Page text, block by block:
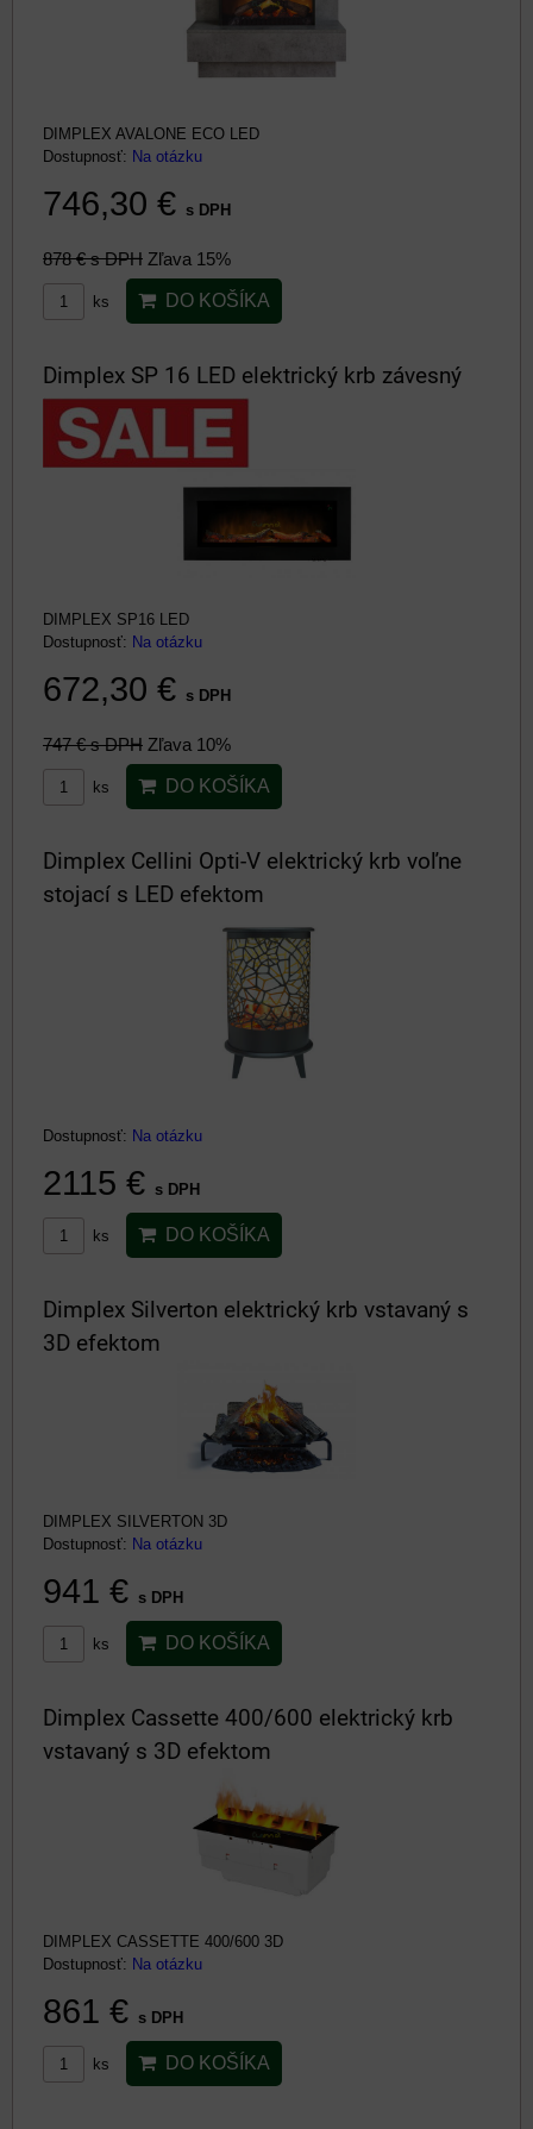
DIMPLEX AVALONE ECO LED
Dostupnosť: Na otázku
746,30 € s DPH
878 €s DPH Zľava 15%
ks DO KOŠÍKA
Dimplex SP 16 LED elektrický krb závesný
DIMPLEX SP16 LED
Dostupnosť: Na otázku
672,30 € s DPH
747 €s DPH Zľava 10%
ks DO KOŠÍKA
Dimplex Cellini Opti-V elektrický krb voľne
stojací s LED efektom
Dostupnosť: Na otázku
2115 € s DPH
ks DO KOŠÍKA
Dimplex Silverton elektrický krb vstavaný s
3D efektom
DIMPLEX SILVERTON 3D
Dostupnosť: Na otázku
941 € s DPH
ks DO KOŠÍKA
Dimplex Cassette 400/600 elektrický krb
vstavaný s 3D efektom
DIMPLEX CASSETTE 400/600 3D
Dostupnosť: Na otázku
861 € s DPH
ks DO KOŠÍKA